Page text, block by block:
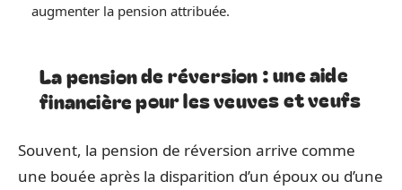
augmenter la pension attribuée.
La pension de réversion : une aide
financière pour les veuves et veufs
Souvent, la pension de réversion arrive comme
une bouée après la disparition d’un époux ou d’une